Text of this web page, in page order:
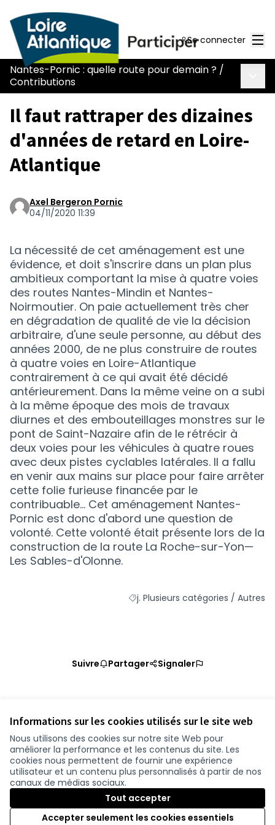
Informations sur les cookies utilisés sur le site web
Nous utilisons des cookies sur notre site Web pour
améliorer la performance et les contenus du site. Les
cookies nous permettent de fournir une expérience
utilisateur et un contenu plus personnalisés à partir de nos
canaux de médias sociaux.
Tout accepter
Accepter seulement les cookies essentiels
Se connecter
Nantes-Pornic : quelle route pour demain ? /
Contributions
Il faut rattraper des dizaines
d'années de retard en Loire-
Atlantique
Axel Bergeron Pornic
04/11/2020 11:39
La nécessité de cet aménagement est une
évidence, et doit s'inscrire dans un plan plus
ambitieux comportant la mise à quatre voies
des routes Nantes-Mindin et Nantes-
Noirmoutier. On paie actuellement très cher
en dégradation de qualité de vie la décision
arbitraire, d'une seule personne, au début des
années 2000, de ne plus construire de routes
à quatre voies en Loire-Atlantique
contrairement à ce qui avait été décidé
antérieurement. Dans la même veine on a subi
à la même époque des mois de travaux
diurnes et des embouteillages monstres sur le
pont de Saint-Nazaire afin de le rétrécir à
deux voies pour les véhicules à quatre roues
avec deux pistes cyclables latérales. Il a fallu
en venir aux mains sur place pour faire arrêter
cette folie furieuse financée par le
contribuable… Cet aménagement Nantes-
Pornic est donc d'abord une question de
volonté. Cette volonté était présente lors de la
construction de la route La Roche-sur-Yon—
Les Sables-d'Olonne.
Filtrer les résultats de la
j. Plusieurs catégories / Autres
Suivre Partager Signaler
Vérifiez l'empreinte numérique
Conditions d'utilisation
Paramètres des cookies
participer.loire-atlantique.fr sur Facebook
(Nouvelle fenêtre)
participer.loire-atlantique.fr sur Instagram
(Nouvelle fenêtre)
participer.loire-atlantique.fr sur YouTube
(Nouvelle fenêtre)